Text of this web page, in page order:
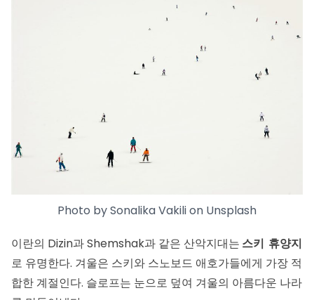
Photo bySonalika Vakilion Unsplash
이란의 Dizin과 Shemshak과 같은 산악지대는 스키 휴양지
로 유명한다. 겨울은 스키와 스노보드 애호가들에게 가장 적
합한 계절인다. 슬로프는 눈으로 덮여 겨울의 아름다운 나라